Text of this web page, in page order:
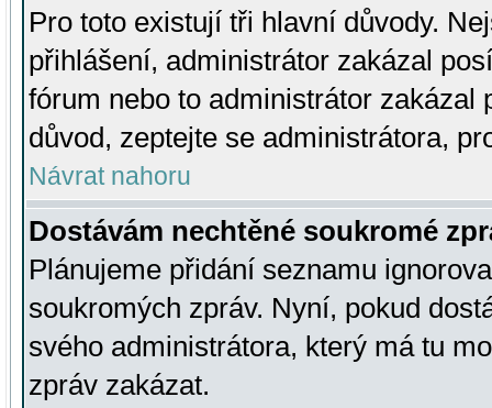
Pro toto existují tři hlavní důvody.
přihlášení, administrátor zakázal
fórum nebo to administrátor zakázal
důvod, zeptejte se administrátora,
Návrat nahoru
Dostávám nechtěné soukromé
Plánujeme přidání seznamu
soukromých zpráv. Nyní, pokud
svého administrátora, který má tu
zpráv zakázat.